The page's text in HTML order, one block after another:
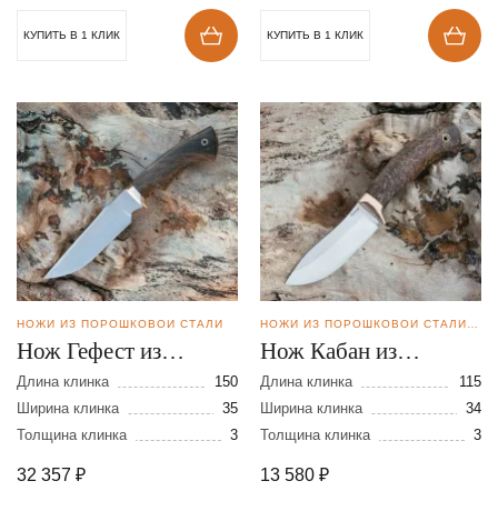
КУПИТЬ В 1 КЛИК КУПИТЬ В 1 КЛИК
НОЖИ ИЗ ПОРОШКОВОЙ СТАЛИ
Нож Гефест из
порошковой стали
CPM REX 121
Длина клинка
150
Ширина клинка
35
Толщина клинка
3
32 357 ₽
Нож Кабан из
порошковой стали
Elmax
Длина клинка
115
Ширина клинка
34
Толщина клинка
3
13 580 ₽